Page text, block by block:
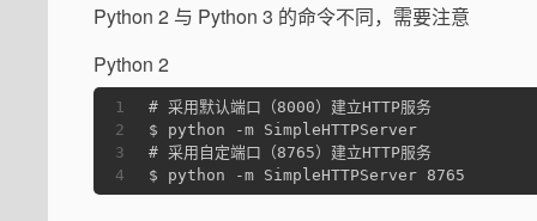
Python 2 与 Python 3 的命令不同，需要注意
Python 2
1
2
3
4
# 采用默认端口（8000）建立HTTP服务
$ python -m SimpleHTTPServer
# 采用自定端口（8765）建立HTTP服务
$ python -m SimpleHTTPServer 8765